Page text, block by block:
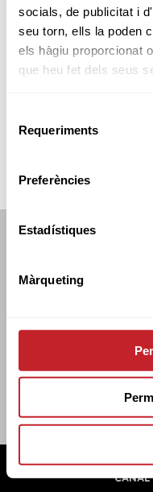
socials, de publicitat i
seu torn, ells la poden
els hàgiu proporcionat
que heu fet dels seus
Requeriments
Preferències
Estadístiques
Màrqueting
C/
POLÍTICA DE
CANAL